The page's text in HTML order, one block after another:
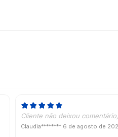
Cliente não deixou
Claudia******** 6 de agosto de